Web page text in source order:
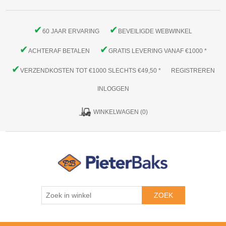
✔60 JAAR ERVARING ✔ BEVEILIGDE WEBWINKEL
✔ACHTERAF BETALEN ✔GRATIS LEVERING VANAF €1000 *
✔VERZENDKOSTEN TOT €1000 SLECHTS €49,50 * REGISTREREN
INLOGGEN
WINKELWAGEN (0)
ZOEK